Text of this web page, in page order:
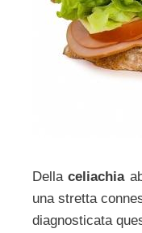
Dellaceliachia
una stretta
diagnosticata